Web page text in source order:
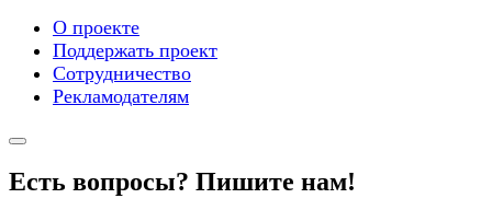
О проекте
Поддержать проект
Сотрудничество
Рекламодателям
Есть вопросы? Пишите нам!